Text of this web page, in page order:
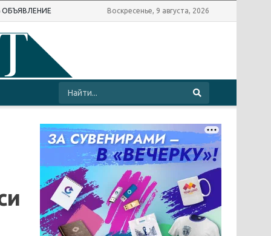
ОБЪЯВЛЕНИЕ Воскресенье, 9 августа, 2026